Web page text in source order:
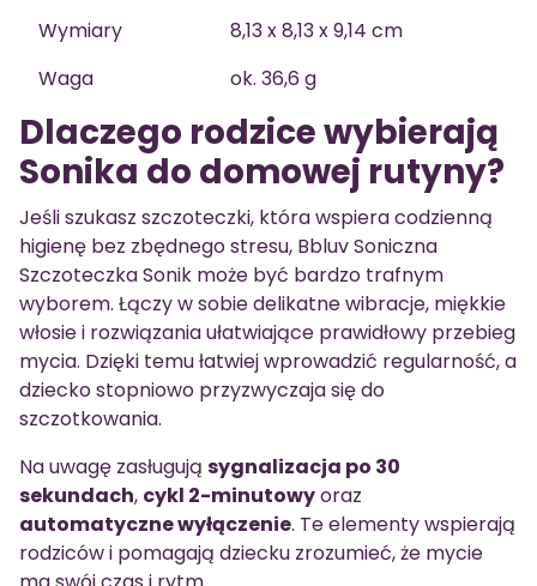
Wymiary
8,13 x 8,13 x 9,14 cm
Waga
ok. 36,6 g
Dlaczego rodzice wybierają
Sonika do domowej rutyny?
Jeśli szukasz szczoteczki, która wspiera codzienną
higienę bez zbędnego stresu, Bbluv Soniczna
Szczoteczka Sonik może być bardzo trafnym
wyborem. Łączy w sobie delikatne wibracje, miękkie
włosie i rozwiązania ułatwiające prawidłowy przebieg
mycia. Dzięki temu łatwiej wprowadzić regularność, a
dziecko stopniowo przyzwyczaja się do
szczotkowania.
Na uwagę zasługują sygnalizacja po 30
sekundach, cykl 2-minutowyoraz
automatyczne wyłączenie. Te elementy wspierają
rodziców i pomagają dziecku zrozumieć, że mycie